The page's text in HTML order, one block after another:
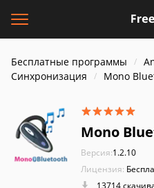
Бесплатные программы
Синхронизация
Mono
Mono
Версия:1.2.10
Лицензия:
13714